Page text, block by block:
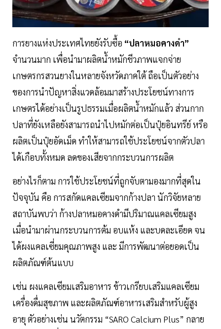
การยางแห่งประเทศไทยยังรับซื้อ “ปลาหมอคางดำ”
จำนวนมาก เพื่อนำมาผลิตน้ำหมักชีวภาพแจกจ่าย
เกษตรกรสวนยางในหลายจังหวัดภาคใต้ ถือเป็นตัวอย่าง
ของการนำปัญหาสิ่งแวดล้อมมาสร้างประโยชน์ทางการ
เกษตรได้อย่างเป็นรูปธรรมเมื่อผลิตน้ำหมักแล้ว ส่วนกาก
ปลาที่ยังเหลือยังสามารถนำไปหมักต่อเป็นปุ๋ยอินทรีย์ หรือ
ผลิตเป็นปุ๋ยอัดเม็ด ทำให้สามารถใช้ประโยชน์จากตัวปลา
ได้เกือบทั้งหมด ลดของเสียจากกระบวนการผลิต
อย่างไรก็ตาม การใช้ประโยชน์ที่ถูกจับตามองมากที่สุดใน
ปัจจุบัน คือ การสกัดแคลเซียมจากก้างปลา นักวิจัยหลาย
สถาบันพบว่า ก้างปลาหมอคางดำมีปริมาณแคลเซียมสูง
เมื่อนำมาผ่านกระบวนการต้ม อบแห้ง และบดละเอียด จน
ได้ผงแคลเซี่ยมคุณภาพสูง และ มีการพัฒนาต่อยอดเป็น
ผลิตภัณฑ์ต้นแบบ
เช่น ผงแคลเซียมเสริมอาหาร ข้าวเกรียบเสริมแคลเซียม
เครื่องดื่มสุขภาพ และผลิตภัณฑ์อาหารเสริมสำหรับผู้สูง
อายุ ตัวอย่างเช่น นวัตกรรม “SARO Calcium Plus” กลาย